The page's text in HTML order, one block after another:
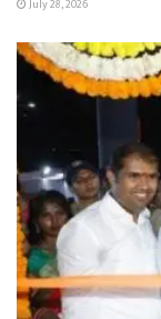
July 28, 2026